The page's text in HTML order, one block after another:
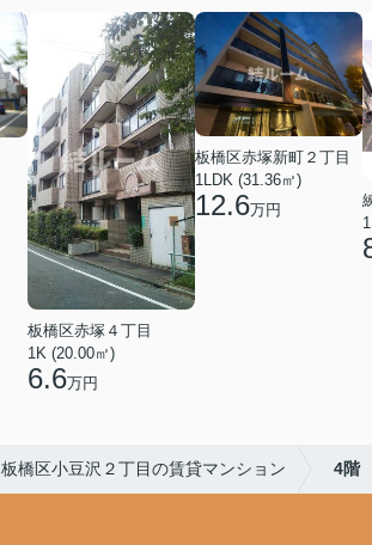
板橋区赤塚４丁目
1K (20.00㎡)
6.6万円
板橋区赤塚新町２丁目
1LDK (31.36㎡)
12.6万円
板橋区小豆沢２丁目の賃貸マンション 4階